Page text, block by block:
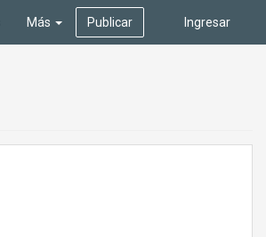
Ingresar
Más Publicar